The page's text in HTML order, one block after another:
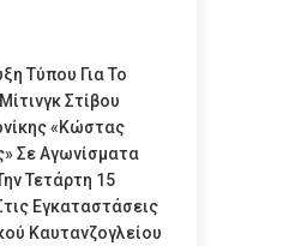
Τύπου Για Το
Στίβου
«Κώστας
Σε Αγωνίσματα
Τετάρτη 15
Εγκαταστάσεις
Καυτανζογλείου